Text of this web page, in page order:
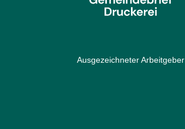
Ausgezeichneter Arbeitgeber